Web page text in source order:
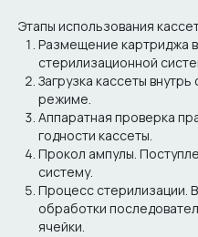
Этапы использования
Размещение картриджа
стерилизационной
Загрузка кассеты
режиме.
Аппаратная проверка
годности кассеты.
Прокол ампулы.
систему.
Процесс стерилизации.
обработки
ячейки.